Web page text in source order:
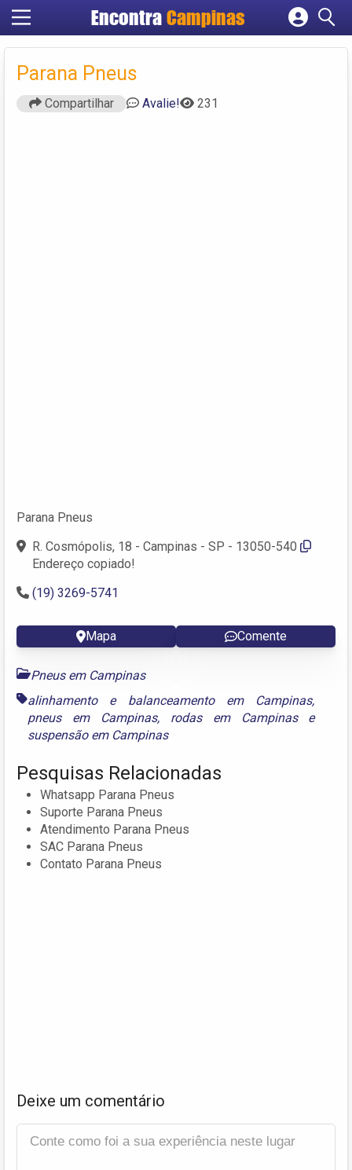
Encontra Campinas
Cadastrar empresa
Parana Pneus
Compartilhar Avalie! 231
Parana Pneus
R. Cosmópolis, 18 - Campinas - SP - 13050-540
Endereço copiado!
(19) 3269-5741
Mapa Comente
Pneus em Campinas
alinhamento e balanceamento em Campinas,
pneus em Campinas, rodas em Campinase
suspensão em Campinas
Pesquisas Relacionadas
Whatsapp Parana Pneus
Suporte Parana Pneus
Atendimento Parana Pneus
SAC Parana Pneus
Contato Parana Pneus
Deixe um comentário